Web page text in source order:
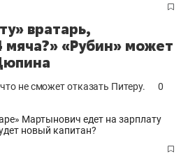
вратарь,
мяча?» «Рубин» может
не сможет отказать Питеру. 0